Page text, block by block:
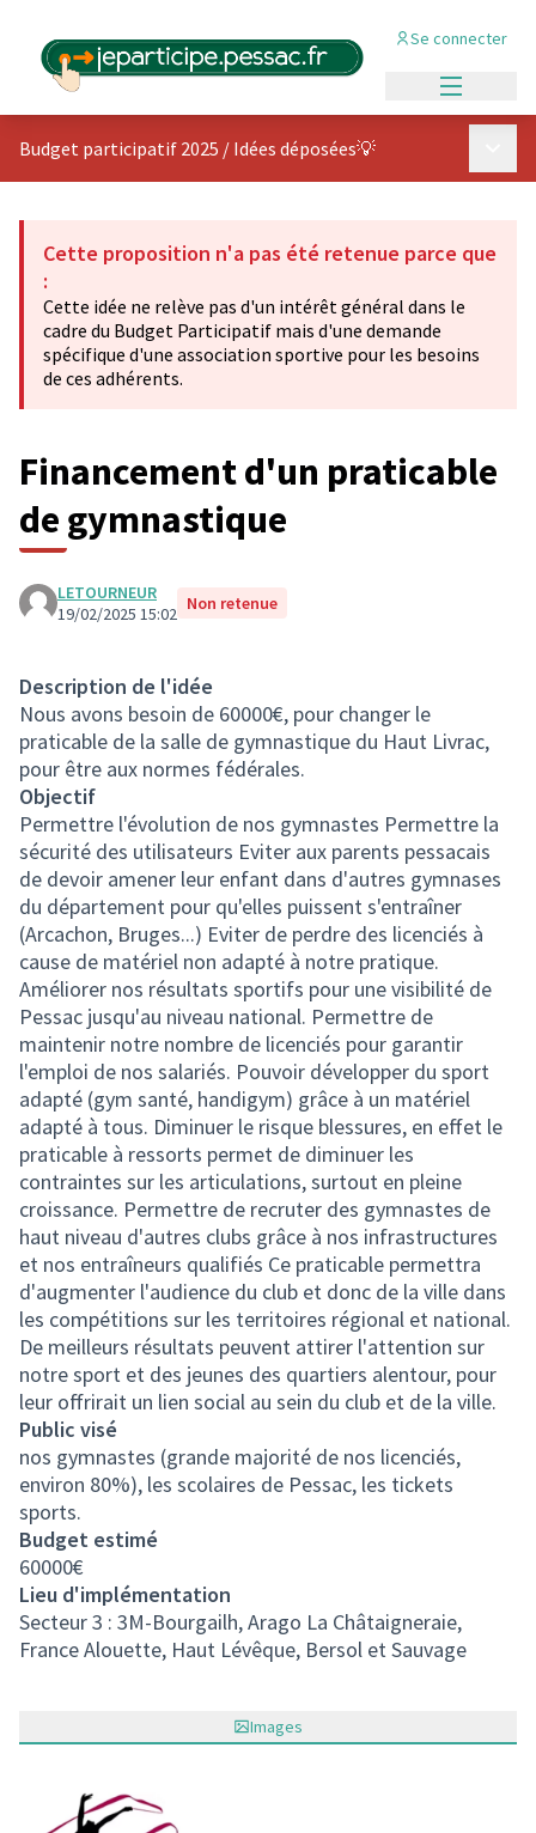
Se connecter
Budget participatif 2025 / Idées déposées💡
Cette proposition n'a pas été retenue parce que
:
Cette idée ne relève pas d'un intérêt général dans le
cadre du Budget Participatif mais d'une demande
spécifique d'une association sportive pour les besoins
de ces adhérents.
Financement d'un praticable
de gymnastique
LETOURNEUR
19/02/2025 15:02 Non retenue
Description de l'idée
Nous avons besoin de 60000€, pour changer le
praticable de la salle de gymnastique du Haut Livrac,
pour être aux normes fédérales.
Objectif
Permettre l'évolution de nos gymnastes Permettre la
sécurité des utilisateurs Eviter aux parents pessacais
de devoir amener leur enfant dans d'autres gymnases
du département pour qu'elles puissent s'entraîner
(Arcachon, Bruges...) Eviter de perdre des licenciés à
cause de matériel non adapté à notre pratique.
Améliorer nos résultats sportifs pour une visibilité de
Pessac jusqu'au niveau national. Permettre de
maintenir notre nombre de licenciés pour garantir
l'emploi de nos salariés. Pouvoir développer du sport
adapté (gym santé, handigym) grâce à un matériel
adapté à tous. Diminuer le risque blessures, en effet le
praticable à ressorts permet de diminuer les
contraintes sur les articulations, surtout en pleine
croissance. Permettre de recruter des gymnastes de
haut niveau d'autres clubs grâce à nos infrastructures
et nos entraîneurs qualifiés Ce praticable permettra
d'augmenter l'audience du club et donc de la ville dans
les compétitions sur les territoires régional et national.
De meilleurs résultats peuvent attirer l'attention sur
notre sport et des jeunes des quartiers alentour, pour
leur offrirait un lien social au sein du club et de la ville.
Public visé
nos gymnastes (grande majorité de nos licenciés,
environ 80%), les scolaires de Pessac, les tickets
sports.
Budget estimé
60000€
Lieu d'implémentation
Secteur 3 : 3M-Bourgailh, Arago La Châtaigneraie,
France Alouette, Haut Lévêque, Bersol et Sauvage
Images